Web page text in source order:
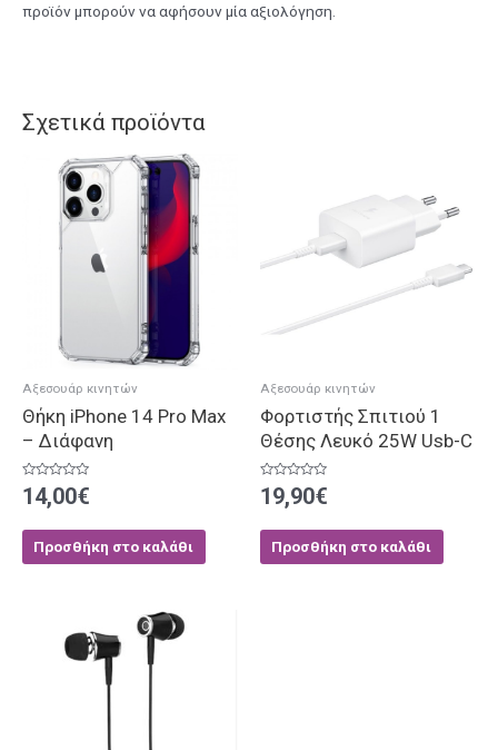
προϊόν μπορούν να αφήσουν μία αξιολόγηση.
Σχετικά προϊόντα
Αξεσουάρ κινητών
Θήκη iPhone 14 Pro Max
– Διάφανη
Βαθμολογήθηκε
14,00€
Προσθήκη στο καλάθι
Αξεσουάρ κινητών
Φορτιστής Σπιτιού 1
Θέσης Λευκό 25W Usb-C
Βαθμολογήθηκε
19,90€
Προσθήκη στο καλάθι